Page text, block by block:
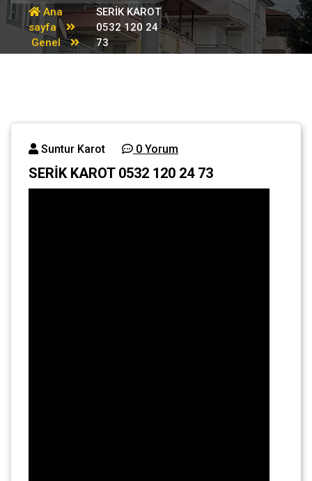
Ana
sayfa
Genel
SERİK KAROT
0532 120 24
73
Suntur Karot 0 Yorum
SERİK KAROT 0532 120 24 73